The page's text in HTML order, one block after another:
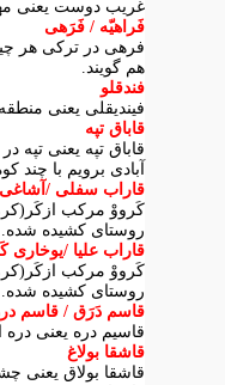
غریب دوست یعنی
فَراهیّه / فَرَهی
فرهی در ترکی هر
هم گویند.
فندقلو
فیندیقلی یعنی
قاباق تپه
قاباق تپه یعنی تپه
آبادی برویم با چند
قاراب سفلی /
کَرووْ مرکب
روستای کشیده شده.
قاراب علیا /یوخاری
کَرووْ مرکب
روستای کشیده شده.
قاسم دَرَق / قاسم
قاسیم دره یعنی دره
قاشقا بولاغ
قاشقا بولاق یعنی